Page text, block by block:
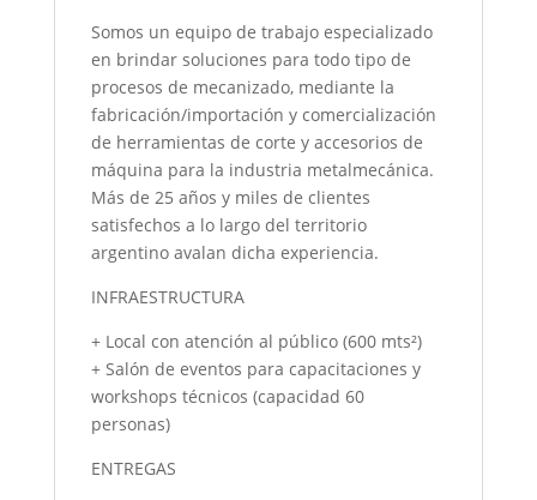
Somos un equipo de trabajo especializado
en brindar soluciones para todo tipo de
procesos de mecanizado, mediante la
fabricación/importación y comercialización
de herramientas de corte y accesorios de
máquina para la industria metalmecánica.
Más de 25 años y miles de clientes
satisfechos a lo largo del territorio
argentino avalan dicha experiencia.
INFRAESTRUCTURA
+ Local con atención al público (600 mts²)
+ Salón de eventos para capacitaciones y
workshops técnicos (capacidad 60
personas)
ENTREGAS